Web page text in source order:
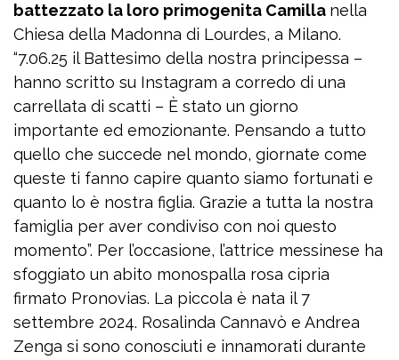
battezzato la loro primogenita Camilla nella
Chiesa della Madonna di Lourdes, a Milano.
“7.06.25 il Battesimo della nostra principessa –
hanno scritto su Instagram a corredo di una
carrellata di scatti – È stato un giorno
importante ed emozionante. Pensando a tutto
quello che succede nel mondo, giornate come
queste ti fanno capire quanto siamo fortunati e
quanto lo è nostra figlia. Grazie a tutta la nostra
famiglia per aver condiviso con noi questo
momento”. Per l’occasione, l’attrice messinese ha
sfoggiato un abito monospalla rosa cipria
firmato Pronovias. La piccola è nata il 7
settembre 2024. Rosalinda Cannavò e Andrea
Zenga si sono conosciuti e innamorati durante